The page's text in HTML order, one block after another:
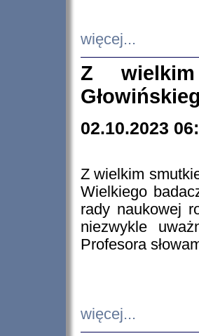
więcej...
Z
02.10.2023
Z wielkim
Wielkiego
rady naukowej
niezwykle
Profesora
więcej...